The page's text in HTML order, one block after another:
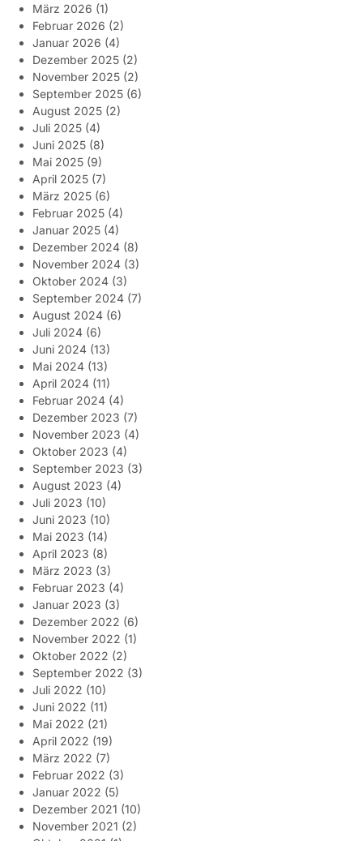
März 2026 (1)
Februar 2026 (2)
Januar 2026 (4)
Dezember 2025 (2)
November 2025 (2)
September 2025 (6)
August 2025 (2)
Juli 2025 (4)
Juni 2025 (8)
Mai 2025 (9)
April 2025 (7)
März 2025 (6)
Februar 2025 (4)
Januar 2025 (4)
Dezember 2024 (8)
November 2024 (3)
Oktober 2024 (3)
September 2024 (7)
August 2024 (6)
Juli 2024 (6)
Juni 2024 (13)
Mai 2024 (13)
April 2024 (11)
Februar 2024 (4)
Dezember 2023 (7)
November 2023 (4)
Oktober 2023 (4)
September 2023 (3)
August 2023 (4)
Juli 2023 (10)
Juni 2023 (10)
Mai 2023 (14)
April 2023 (8)
März 2023 (3)
Februar 2023 (4)
Januar 2023 (3)
Dezember 2022 (6)
November 2022 (1)
Oktober 2022 (2)
September 2022 (3)
Juli 2022 (10)
Juni 2022 (11)
Mai 2022 (21)
April 2022 (19)
März 2022 (7)
Februar 2022 (3)
Januar 2022 (5)
Dezember 2021 (10)
November 2021 (2)